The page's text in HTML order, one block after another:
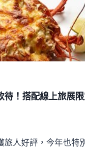
待！搭配線上旅展
人好評，今年也特